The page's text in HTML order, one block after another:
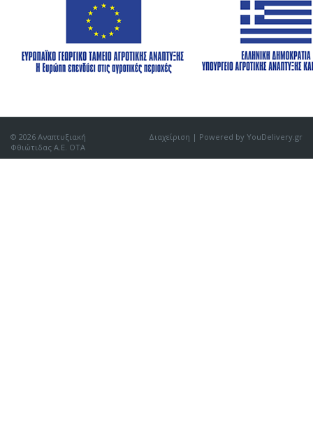
© 2026 Αναπτυξιακή
Φθιώτιδας Α.Ε. ΟΤΑ
Διαχείριση | Powered by YouDelivery.gr